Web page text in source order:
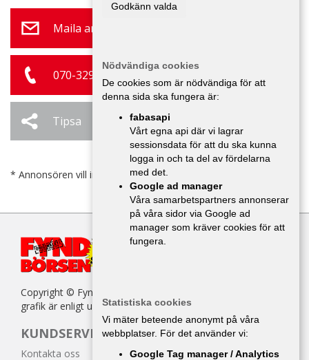
Maila annonsör
070-329 28 77
Tipsa
* Annonsören vill inte bli kontaktad av försäljare.
Copyright © Fyndbörsen. All kopiering av texter, bilder eller
grafik är enligt upphovsrättslagen förbjuden.
KUNDSERVICE
Kontakta oss
Godkänn valda
Nödvändiga cookies
De cookies som är nödvändiga för att
denna sida ska fungera är:
fabasapi
Vårt egna api där vi lagrar
sessionsdata för att du ska kunna
logga in och ta del av fördelarna
med det.
Google ad manager
Våra samarbetspartners annonserar
på våra sidor via Google ad
manager som kräver cookies för att
fungera.
Statistiska cookies
Vi mäter beteende anonymt på våra
webbplatser. För det använder vi:
Google Tag manager / Analytics